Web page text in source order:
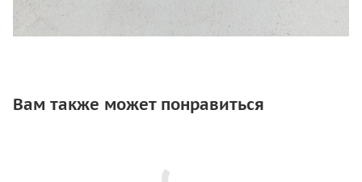
Вам также может понравиться